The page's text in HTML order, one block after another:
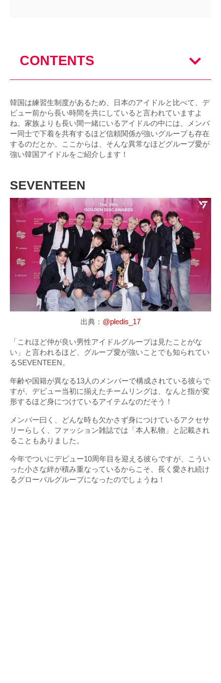
CONTENTS
韓国は練習生制度があるため、日本のアイドルと比べて、デ
ビュー前から長い時間を共にしていると言われていますよ
ね。家族よりも長い間一緒にいるアイドルの中には、メンバ
ー同士で下着を共有するほど信頼関係が強いグループも存在
するのだとか。ここからは、そんな異常なほどグループ愛が
強い韓国アイドルをご紹介します！
SEVENTEEN
出典： @pledis_17
「これほど仲が良い男性アイドルグループは見たことがな
い」と言われるほど、グループ愛が強いことでも知られてい
るSEVENTEEN。
年齢や国籍が異なる13人のメンバーで構成されている彼らで
すが、デビュー当初に揃えたチームリングは、なんと指が変
形するほど身につけているアイテムなのだそう！
メンバー曰く、どんな時も欠かさず身につけているアクセサ
リーらしく、ファッション雑誌では「本人私物」と記載され
ることもありました。
今年でついにデビュー10周年目を迎える彼らですが、こうい
った小さな絆が積み重なっているからこそ、長く愛され続け
るグローバルグループになったのでしょうね！